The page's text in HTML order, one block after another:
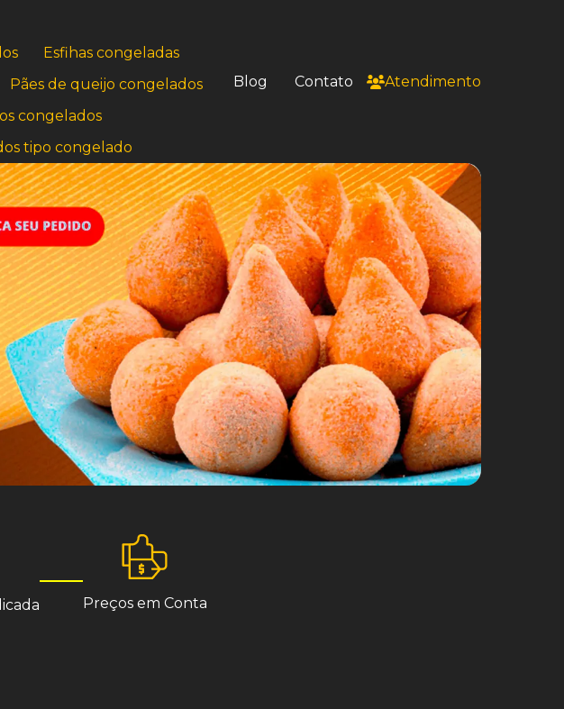
Esfihas congeladas
Pães de queijo congelados
congelados
tipo congelado
Blog Contato Atendimento
Preços em Conta